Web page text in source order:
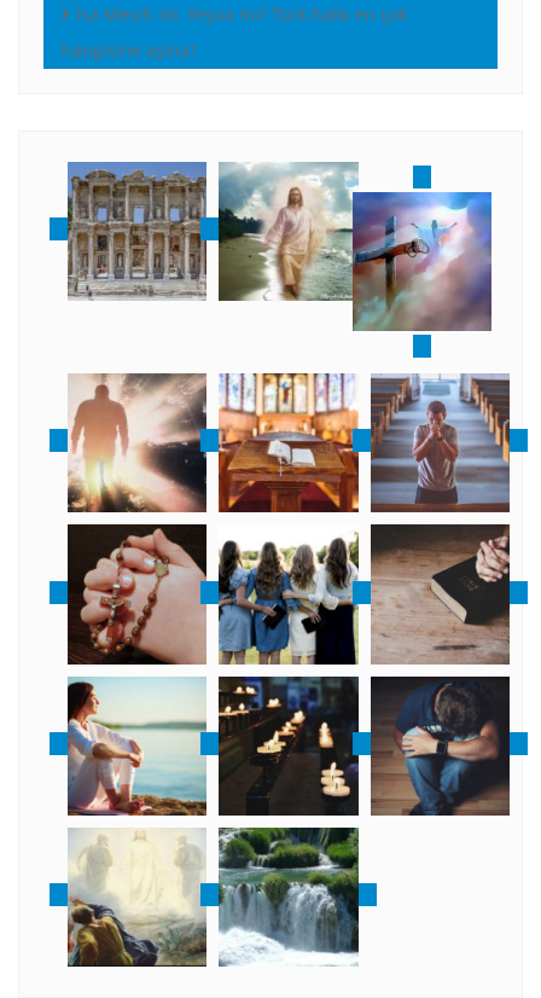
İsa Mesih mi, Yeşua mı? Türk halkı en çok
hangisine aşina?